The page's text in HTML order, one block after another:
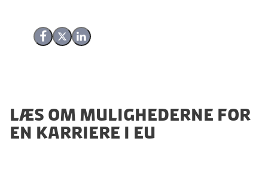
Del på Facebook
Del på X (Twitter)
Del på LinkedIn
Læs om mulighederne for
en karriere i EU